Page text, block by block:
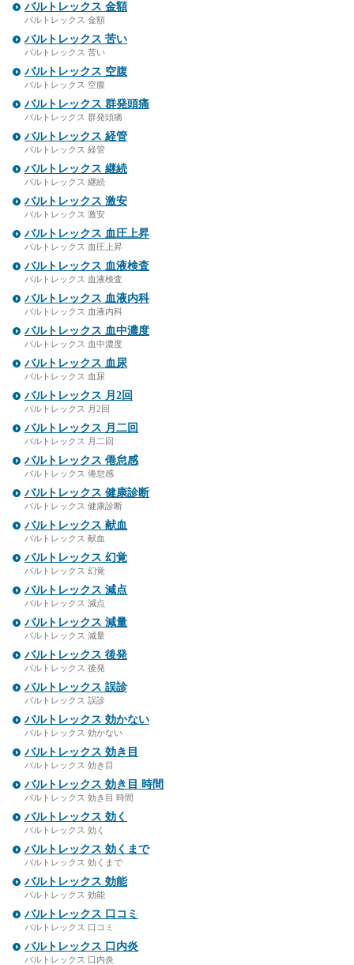
バルトレックス 金額
バルトレックス 金額
バルトレックス 苦い
バルトレックス 苦い
バルトレックス 空腹
バルトレックス 空腹
バルトレックス 群発頭痛
バルトレックス 群発頭痛
バルトレックス 経管
バルトレックス 経管
バルトレックス 継続
バルトレックス 継続
バルトレックス 激安
バルトレックス 激安
バルトレックス 血圧上昇
バルトレックス 血圧上昇
バルトレックス 血液検査
バルトレックス 血液検査
バルトレックス 血液内科
バルトレックス 血液内科
バルトレックス 血中濃度
バルトレックス 血中濃度
バルトレックス 血尿
バルトレックス 血尿
バルトレックス 月2回
バルトレックス 月2回
バルトレックス 月二回
バルトレックス 月二回
バルトレックス 倦怠感
バルトレックス 倦怠感
バルトレックス 健康診断
バルトレックス 健康診断
バルトレックス 献血
バルトレックス 献血
バルトレックス 幻覚
バルトレックス 幻覚
バルトレックス 減点
バルトレックス 減点
バルトレックス 減量
バルトレックス 減量
バルトレックス 後発
バルトレックス 後発
バルトレックス 誤診
バルトレックス 誤診
バルトレックス 効かない
バルトレックス 効かない
バルトレックス 効き目
バルトレックス 効き目
バルトレックス 効き目 時間
バルトレックス 効き目 時間
バルトレックス 効く
バルトレックス 効く
バルトレックス 効くまで
バルトレックス 効くまで
バルトレックス 効能
バルトレックス 効能
バルトレックス 口コミ
バルトレックス 口コミ
バルトレックス 口内炎
バルトレックス 口内炎